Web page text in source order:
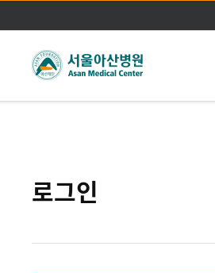
주메뉴바로가기
본문바로가기
로그인